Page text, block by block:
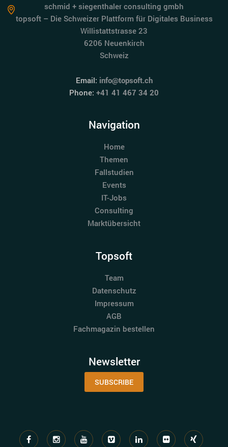
schmid + siegenthaler consulting gmbh
topsoft – Die Schweizer Plattform für Digitales Business
Willistattstrasse 23
6206 Neuenkirch
Schweiz
Email: info@topsoft.ch
Phone: +41 41 467 34 20
Navigation
Home
Themen
Fallstudien
Events
IT-Jobs
Consulting
Marktübersicht
Topsoft
Team
Datenschutz
Impressum
AGB
Fachmagazin bestellen
Newsletter
SUBSCRIBE